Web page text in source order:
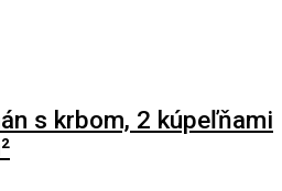
s krbom, 2 kúpeľňami